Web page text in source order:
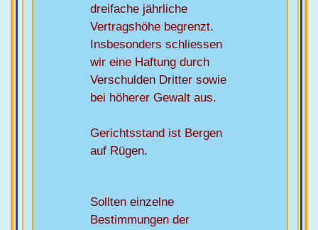
dreifache jährliche
Vertragshöhe begrenzt.
Insbesonders schliessen
wir eine Haftung durch
Verschulden Dritter sowie
bei höherer Gewalt aus.
Gerichtsstand ist Bergen
auf Rügen.
Sollten einzelne
Bestimmungen der